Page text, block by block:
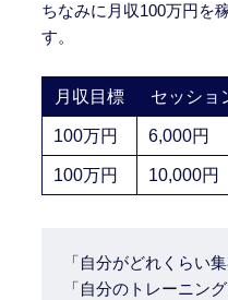
ちなみに月収100万円を
す。
月収目標 セッショ
100万円 6,000円
100万円 10,000円
「自分がどれくらい
「自分のトレーニン